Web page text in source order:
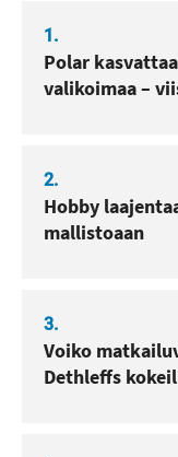
1.
Polar
valikoimaa –
2.
Hobby
mallistoaan
3.
Voiko
Dethleffs